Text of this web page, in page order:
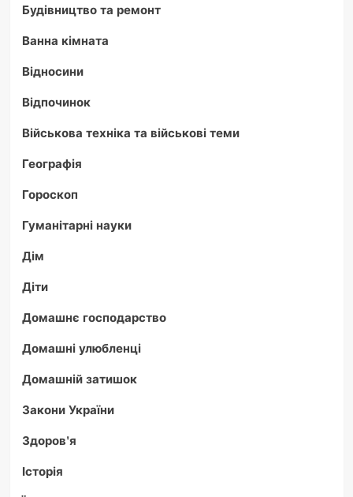
Будівництво та ремонт
Ванна кімната
Відносини
Відпочинок
Військова техніка та військові теми
Географія
Гороскоп
Гуманітарні науки
Дім
Діти
Домашнє господарство
Домашні улюбленці
Домашній затишок
Закони України
Здоров'я
Історія